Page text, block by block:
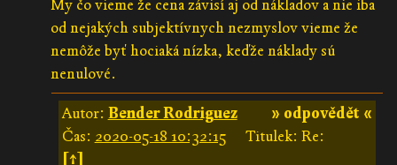
My čo vieme že cena závisí aj od nákladov a nie iba
od nejakých subjektívnych nezmyslov vieme že
nemôže byť hociaká nízka, keďže náklady sú
nenulové.
» odpovědět «
Autor: Bender Rodriguez
Čas: 2020-05-18 10:32:15
Titulek: Re:
[↑]